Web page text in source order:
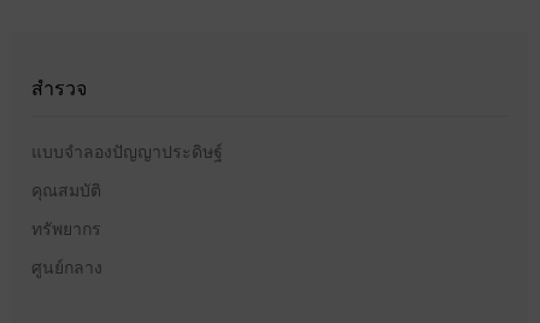
สำรวจ
แบบจำลองปัญญาประดิษฐ์
คุณสมบัติ
ทรัพยากร
ศูนย์กลาง